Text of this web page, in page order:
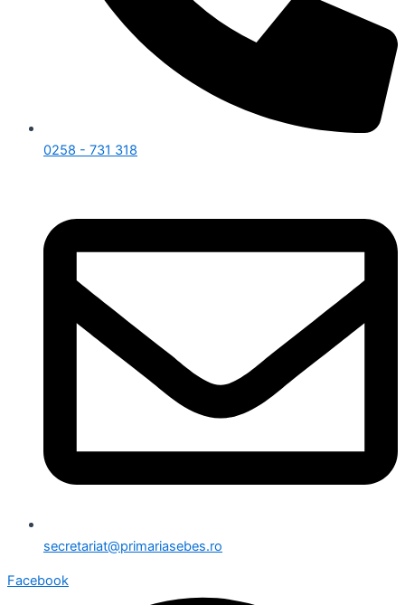
0258 - 731 318
secretariat@primariasebes.ro
Facebook